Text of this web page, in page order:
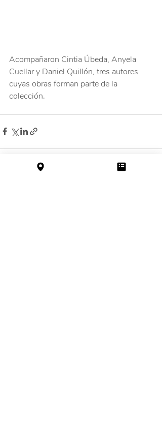
Acompañaron Cintia Úbeda, Anyela
Cuellar y Daniel Quillón, tres autores
cuyas obras forman parte de la
colección.